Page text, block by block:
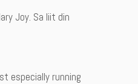
Joy. Sa liit din
especially running